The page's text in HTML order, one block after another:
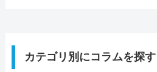
カテゴリ別にコラムを探す